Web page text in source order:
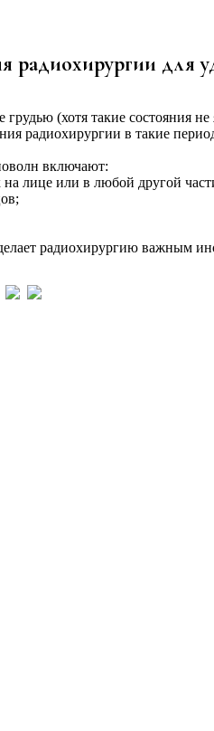
радиохирургии для
грудью (хотя такие состояния
радиохирургии в такие
включают:
на лице или в любой другой
радиохирургию важным